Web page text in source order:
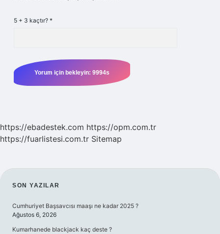
5 + 3 kaçtır? *
https://ebadestek.com https://opm.com.tr
https://fuarlistesi.com.tr Sitemap
SIDEBAR
SON YAZILAR
Cumhuriyet Başsavcısı maaşı ne kadar 2025 ?
Ağustos 6, 2026
Kumarhanede blackjack kaç deste ?